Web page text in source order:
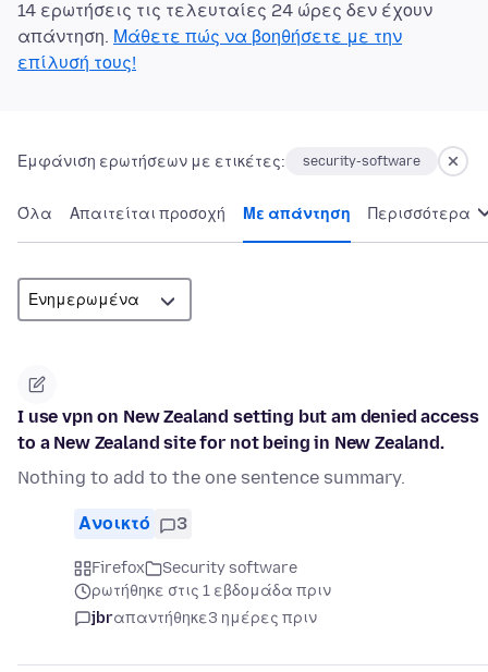
14 ερωτήσεις τις τελευταίες 24 ώρες δεν έχουν
απάντηση. Μάθετε πώς να βοηθήσετε με την
επίλυσή τους!
Εμφάνιση ερωτήσεων με ετικέτες: security-software
Όλα Απαιτείται προσοχή Με απάντηση Περισσότερα
I use vpn on New Zealand setting but am denied access
to a New Zealand site for not being in New Zealand.
Nothing to add to the one sentence summary.
Ανοικτό 3
Firefox
Security software
ρωτήθηκε στις 1 εβδομάδα πριν
jbrαπαντήθηκε3 ημέρες πριν